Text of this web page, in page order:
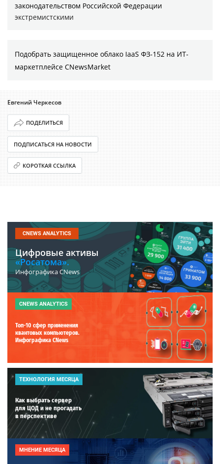
законодательством Российской Федерации
экстремистскими
Подобрать защищенное облако IaaS ФЗ-152 на ИТ-
маркетплейсе CNewsMarket
Евгений Черкесов
ПОДЕЛИТЬСЯ
ПОДПИСАТЬСЯ НА НОВОСТИ
КОРОТКАЯ ССЫЛКА
CNEWS ANALYTICS
Цифровые активы
«Росатома».
Инфографика CNews
CNEWS ANALYTICS
Топ-10 сфер применения
квантовых компьютеров.
Инфографика CNews
ТЕХНОЛОГИЯ МЕСЯЦА
Как выбрать сервер
для ЦОД и не прогадать
в перспективе
МНЕНИЕ МЕСЯЦА